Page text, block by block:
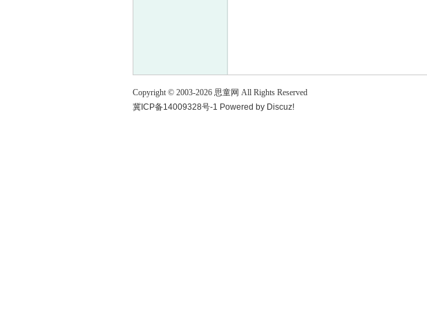
Copyright © 2003-2026 思童网 All Rights Reserved
冀ICP备14009328号-1 Powered by Discuz!